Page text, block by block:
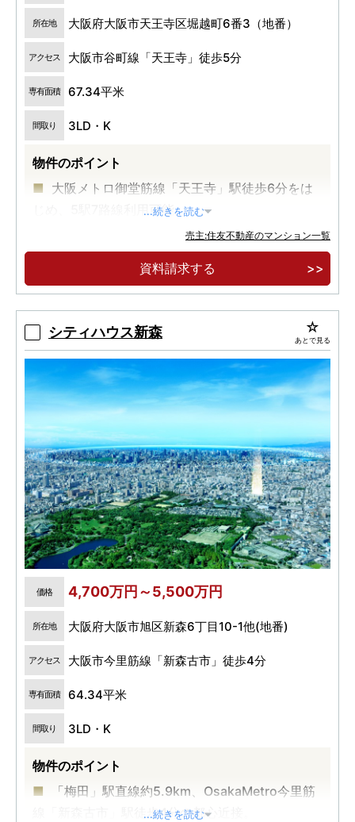
所在地 大阪府大阪市天王寺区堀越町6番3（地番）
アクセス 大阪市谷町線「天王寺」徒歩5分
専有面積 67.34平米
間取り 3LD・K
物件のポイント
大阪メトロ御堂筋線「天王寺」駅徒歩6分をは
じめ、5駅7路線利用可能。
買い物、医療、教育施設が徒歩圏に揃う利便
性、天王寺公園やてんしばを日常使いできる住環
る立地に佇む総56邸のレジデンス。
...続きを読む
売主:住友不動産のマンション一覧
資料請求する
シティハウス新森 あとで見る
価格 4,700万円～5,500万円
所在地 大阪府大阪市旭区新森6丁目10-1他(地番)
アクセス 大阪市今里筋線「新森古市」徒歩4分
専有面積 64.34平米
間取り 3LD・K
物件のポイント
「梅田」駅直線約5.9km、OsakaMetro今里筋
線「新森古市」駅徒歩4分の都心近接。
...続きを読む